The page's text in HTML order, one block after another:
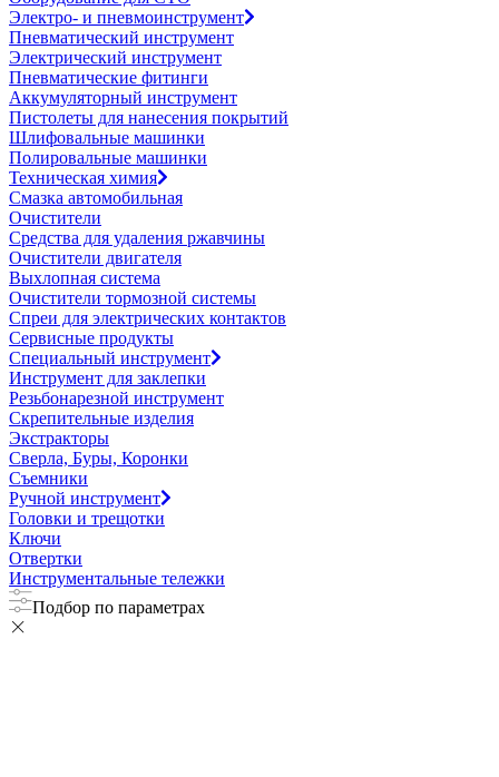
Электро- и пневмоинструмент
Пневматический инструмент
Электрический инструмент
Пневматические фитинги
Аккумуляторный инструмент
Пистолеты для нанесения покрытий
Шлифовальные машинки
Полировальные машинки
Техническая химия
Смазка автомобильная
Очистители
Средства для удаления ржавчины
Очистители двигателя
Выхлопная система
Очистители тормозной системы
Спреи для электрических контактов
Сервисные продукты
Специальный инструмент
Инструмент для заклепки
Резьбонарезной инструмент
Скрепительные изделия
Экстракторы
Сверла, Буры, Коронки
Съемники
Ручной инструмент
Головки и трещотки
Ключи
Отвертки
Инструментальные тележки
Подбор по параметрах